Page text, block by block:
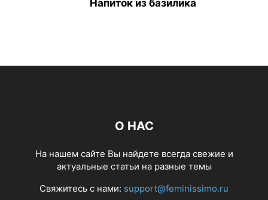
Напиток из базилика
О НАС
На нашем сайте Вы найдете всегда свежие и
актуальные статьи на разные темы
Свяжитесь с нами: support@feminissimo.ru